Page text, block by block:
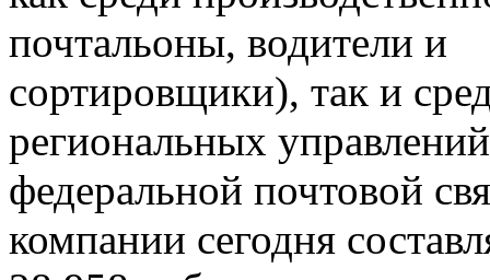
почтальоны, водители и
сортировщики), так и
региональных управлений
федеральной почтовой
компании сегодня